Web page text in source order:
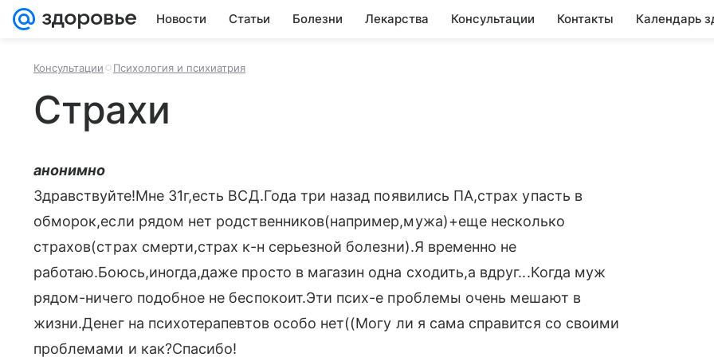
Новости Статьи Болезни Лекарства Консультации Контакты Календарь
Консультации Психология и психиатрия
Страхи
анонимно
Здравствуйте!Мне 31г,есть ВСД.Года три назад появились ПА,страх упасть в
обморок,если рядом нет родственников(например,мужа)+еще несколько
страхов(страх смерти,страх к-н серьезной болезни).Я временно не
работаю.Боюсь,иногда,даже просто в магазин одна сходить,а вдруг...Когда муж
рядом-ничего подобное не беспокоит.Эти псих-е проблемы очень мешают в
жизни.Денег на психотерапевтов особо нет((Могу ли я сама справится со своими
проблемами и как?Спасибо!